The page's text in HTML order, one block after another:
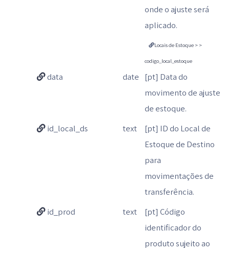
onde o ajuste será
aplicado.
Locais de Estoque > >
codigo_local_estoque
data date [pt] Data do
movimento de ajuste
de estoque.
id_local_ds
text
[pt] ID do Local de
Estoque de Destino
para
movimentações de
transferência.
id_prod
text
[pt] Código
identificador do
produto sujeito ao